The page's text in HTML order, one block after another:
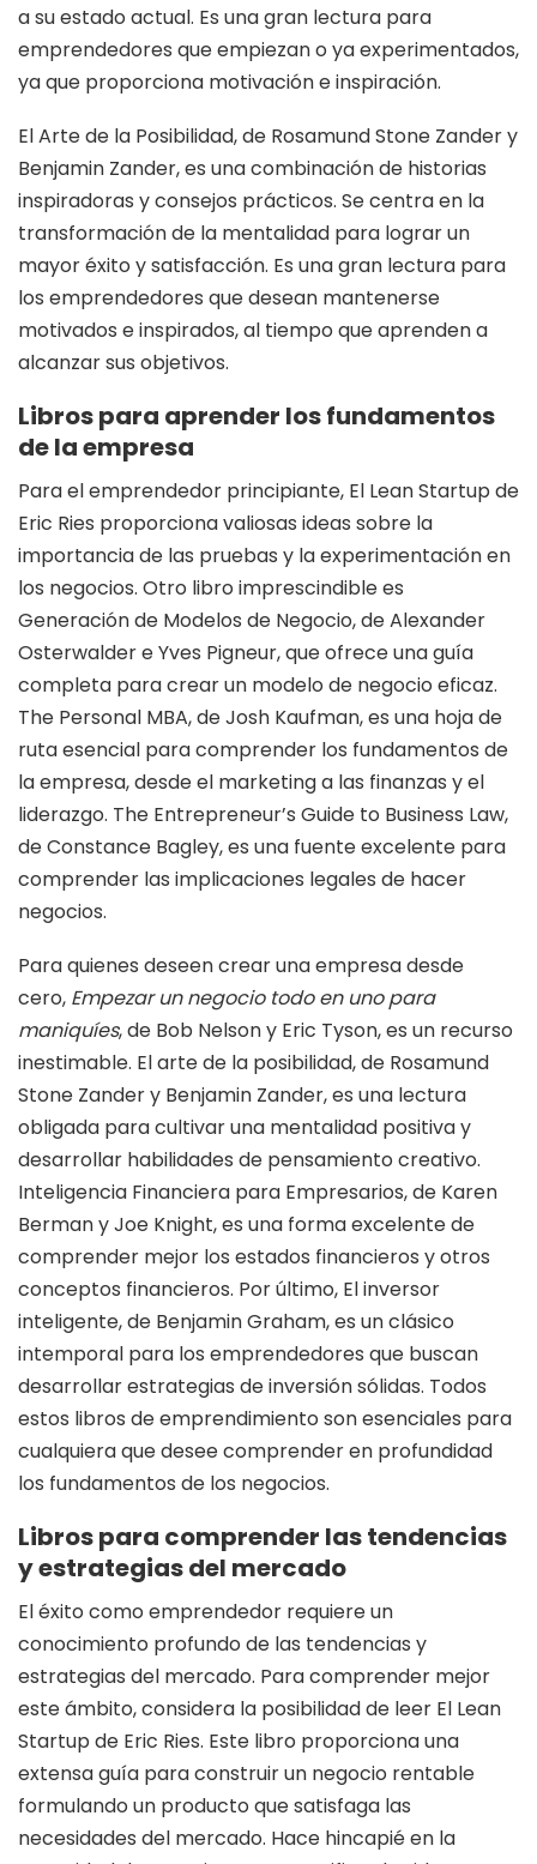
a su estado actual. Es una gran lectura para
emprendedores que empiezan o ya experimentados,
ya que proporciona motivación e inspiración.
El Arte de la Posibilidad, de Rosamund Stone Zander y
Benjamin Zander, es una combinación de historias
inspiradoras y consejos prácticos. Se centra en la
transformación de la mentalidad para lograr un
mayor éxito y satisfacción. Es una gran lectura para
los emprendedores que desean mantenerse
motivados e inspirados, al tiempo que aprenden a
alcanzar sus objetivos.
Libros para aprender los fundamentos
de la empresa
Para el emprendedor principiante, El Lean Startup de
Eric Ries proporciona valiosas ideas sobre la
importancia de las pruebas y la experimentación en
los negocios. Otro libro imprescindible es
Generación de Modelos de Negocio, de Alexander
Osterwalder e Yves Pigneur, que ofrece una guía
completa para crear un modelo de negocio eficaz.
The Personal MBA, de Josh Kaufman, es una hoja de
ruta esencial para comprender los fundamentos de
la empresa, desde el marketing a las finanzas y el
liderazgo. The Entrepreneur’s Guide to Business Law,
de Constance Bagley, es una fuente excelente para
comprender las implicaciones legales de hacer
negocios.
Para quienes deseen crear una empresa desde
cero, Empezar un negocio todo en uno para
maniquíes, de Bob Nelson y Eric Tyson, es un recurso
inestimable. El arte de la posibilidad, de Rosamund
Stone Zander y Benjamin Zander, es una lectura
obligada para cultivar una mentalidad positiva y
desarrollar habilidades de pensamiento creativo.
Inteligencia Financiera para Empresarios, de Karen
Berman y Joe Knight, es una forma excelente de
comprender mejor los estados financieros y otros
conceptos financieros. Por último, El inversor
inteligente, de Benjamin Graham, es un clásico
intemporal para los emprendedores que buscan
desarrollar estrategias de inversión sólidas. Todos
estos libros de emprendimiento son esenciales para
cualquiera que desee comprender en profundidad
los fundamentos de los negocios.
Libros para comprender las tendencias
y estrategias del mercado
El éxito como emprendedor requiere un
conocimiento profundo de las tendencias y
estrategias del mercado. Para comprender mejor
este ámbito, considera la posibilidad de leer El Lean
Startup de Eric Ries. Este libro proporciona una
extensa guía para construir un negocio rentable
formulando un producto que satisfaga las
necesidades del mercado. Hace hincapié en la